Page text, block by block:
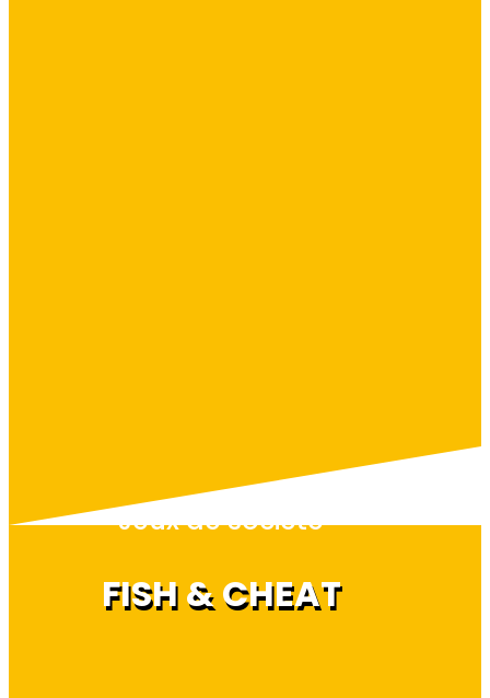
Jeux de société
FISH & CHEAT